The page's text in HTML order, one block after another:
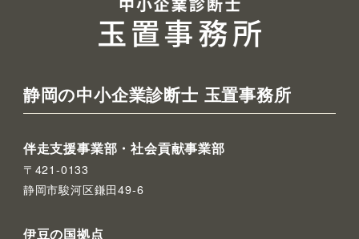
静岡の中小企業診断士 玉置事務所
伴走支援事業部・社会貢献事業部
〒421-0133
静岡市駿河区鎌田49-6
伊豆の国拠点